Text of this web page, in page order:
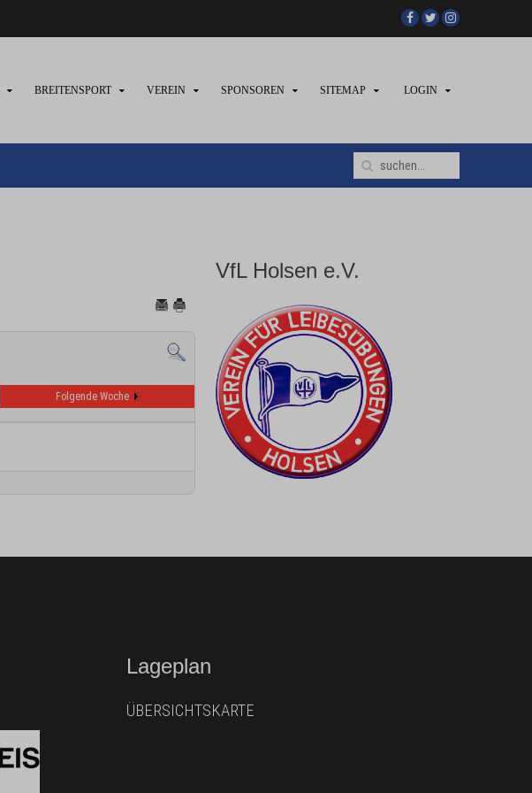
BREITENSPORT VEREIN SPONSOREN SITEMAP LOGIN
Folgende Woche
VfL Holsen e.V.
Lageplan
ÜBERSICHTSKARTE